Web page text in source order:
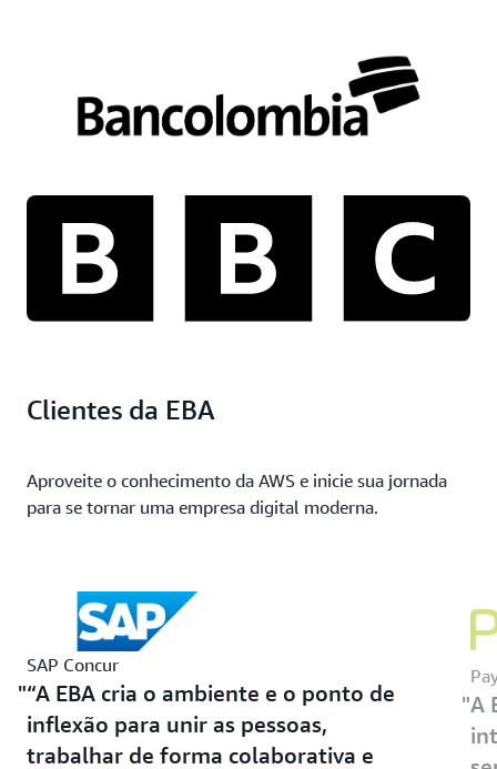
Clientes da EBA
Aproveite o conhecimento da AWS e inicie sua jornada
para se tornar uma empresa digital moderna.
SAP Concur
“A EBA cria o ambiente e o ponto de
inflexão para unir as pessoas,
trabalhar de forma colaborativa e
A